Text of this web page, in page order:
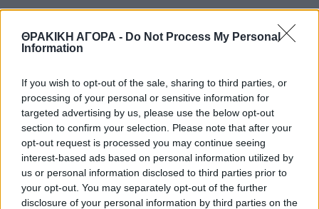
ΘΡΑΚΙΚΗ ΑΓΟΡΑ - Do Not Process My Personal
Information
If you wish to opt-out of the sale, sharing to third parties, or
processing of your personal or sensitive information for
targeted advertising by us, please use the below opt-out
section to confirm your selection. Please note that after your
opt-out request is processed you may continue seeing
interest-based ads based on personal information utilized by
us or personal information disclosed to third parties prior to
your opt-out. You may separately opt-out of the further
disclosure of your personal information by third parties on the